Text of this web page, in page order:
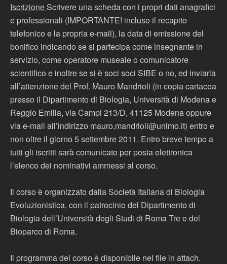
Iscrizione Scrivere una scheda con i propri dati anagrafici
e professionali (IMPORTANTE! incluso il recapito
telefonico e la propria e-mail), la data di emissione del
bonifico indicando se si partecipa come insegnante in
servizio, come operatore museale o comunicatore
scientifico e inoltre se si è soci soci SIBE o no, ed inviarla
all’attenzione del Prof. Mauro Mandrioli (in copia cartacea
presso il Dipartimento di Biologia, Università di Modena e
Reggio Emilia, via Campi 213/D, 41125 Modena oppure
via e-mail all’indirizzo mauro.mandrioli@unimo.it) entro e
non oltre il giorno 5 settembre 2011. Entro breve tempo a
tutti gli iscritti sarà comunicato per posta elettronica
l’elenco dei nominativi ammessi al corso.
Il corso è organizzato dalla Società Italiana di Biologia
Evoluzionistica, con il patrocinio del Dipartimento di
Biologia dell’Università degli Studi di Roma Tre e del
Bioparco di Roma.
Il programma del corso è disponibile nel file in attach.